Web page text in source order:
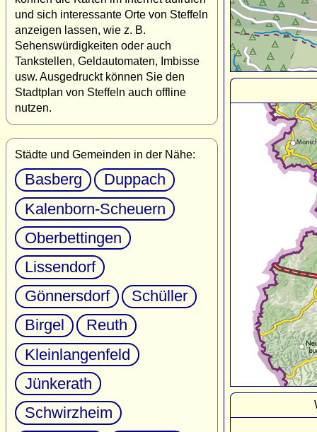
und sich interessante Orte von Steffeln
anzeigen lassen, wie z. B.
Sehenswürdigkeiten oder auch
Tankstellen, Geldautomaten, Imbisse
usw. Ausgedruckt können Sie den
Stadtplan von Steffeln auch offline
nutzen.
Städte und Gemeinden in der Nähe:
Basberg
Duppach
Kalenborn-Scheuern
Oberbettingen
Lissendorf
Gönnersdorf
Schüller
Birgel
Reuth
Kleinlangenfeld
Jünkerath
Schwirzheim